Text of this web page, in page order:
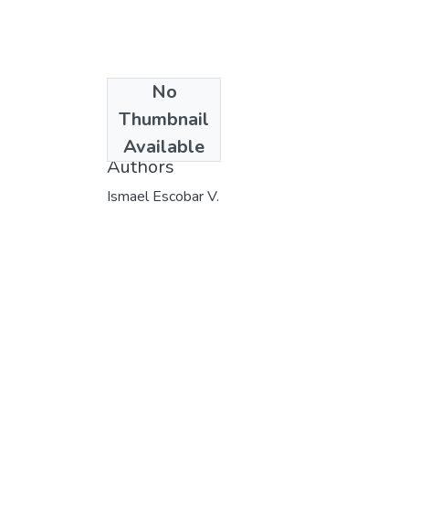
No
Thumbnail
Available
1982
Authors
Ismael Escobar V.